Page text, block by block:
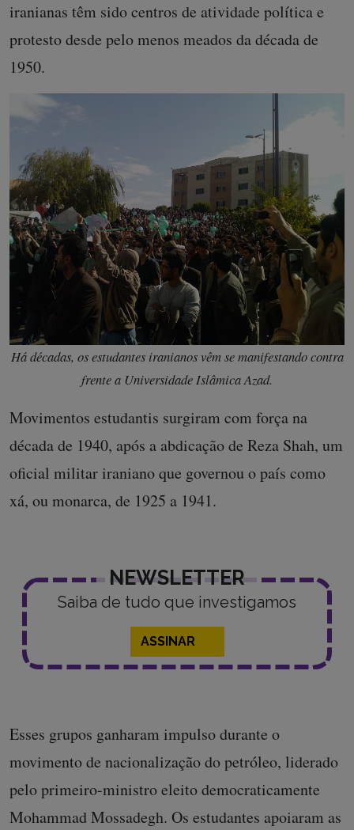
iranianas têm sido centros de atividade política e
protesto desde pelo menos meados da década de
1950.
Há décadas, os estudantes iranianos vêm se manifestando contra
frente a Universidade Islâmica Azad.
Movimentos estudantis surgiram com força na
década de 1940, após a abdicação de Reza Shah, um
oficial militar iraniano que governou o país como
xá, ou monarca, de 1925 a 1941.
NEWSLETTER
Saiba de tudo que investigamos
ASSINAR
Esses grupos ganharam impulso durante o
movimento de nacionalização do petróleo, liderado
pelo primeiro-ministro eleito democraticamente
Mohammad Mossadegh. Os estudantes apoiaram as